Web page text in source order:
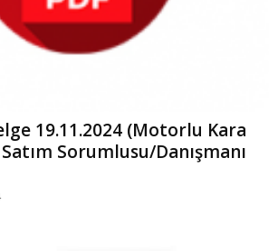
19.11.2024 (Motorlu Kara
Sorumlusu/Danışmanı